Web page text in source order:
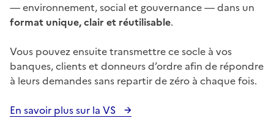
— environnement, social et gouvernance — dans un
format unique, clair et réutilisable.
Vous pouvez ensuite transmettre ce socle à vos
banques, clients et donneurs d’ordre afin de répondre
à leurs demandes sans repartir de zéro à chaque fois.
En savoir plus sur la VS